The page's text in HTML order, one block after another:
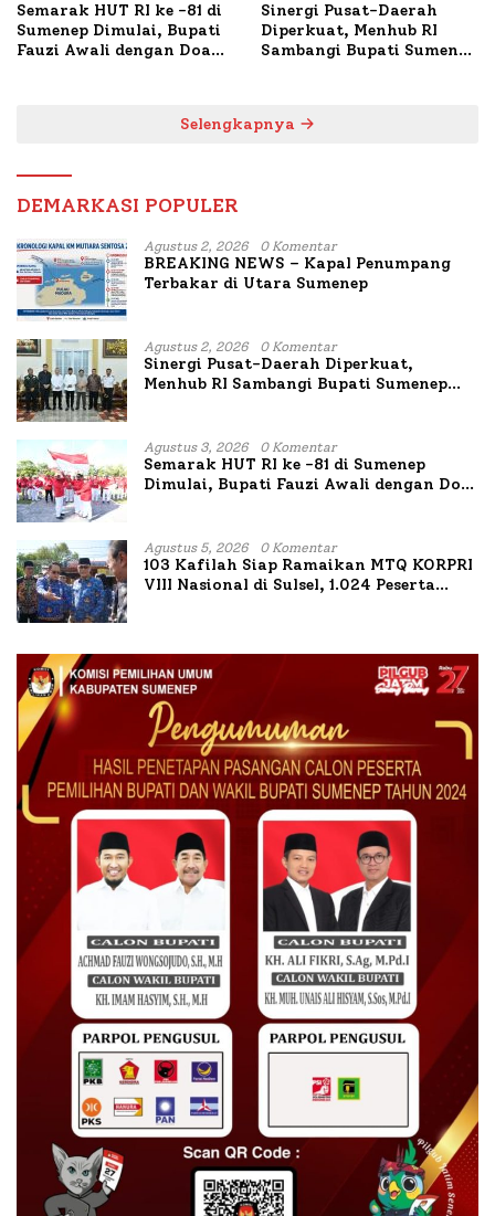
Semarak HUT RI ke -81 di
Sumenep Dimulai, Bupati
Fauzi Awali dengan Doa
Sinergi Pusat-Daerah
Diperkuat, Menhub RI
Sambangi Bupati Sumenep
Selengkapnya
DEMARKASI POPULER
Agustus 2, 2026 0 Komentar
BREAKING NEWS – Kapal Penumpang
Terbakar di Utara Sumenep
Agustus 2, 2026 0 Komentar
Sinergi Pusat-Daerah Diperkuat,
Menhub RI Sambangi Bupati Sumenep
Agustus 3, 2026 0 Komentar
Semarak HUT RI ke -81 di Sumenep
Dimulai, Bupati Fauzi Awali dengan Doa
Agustus 5, 2026 0 Komentar
103 Kafilah Siap Ramaikan MTQ KORPRI
VIII Nasional di Sulsel, 1.024 Peserta